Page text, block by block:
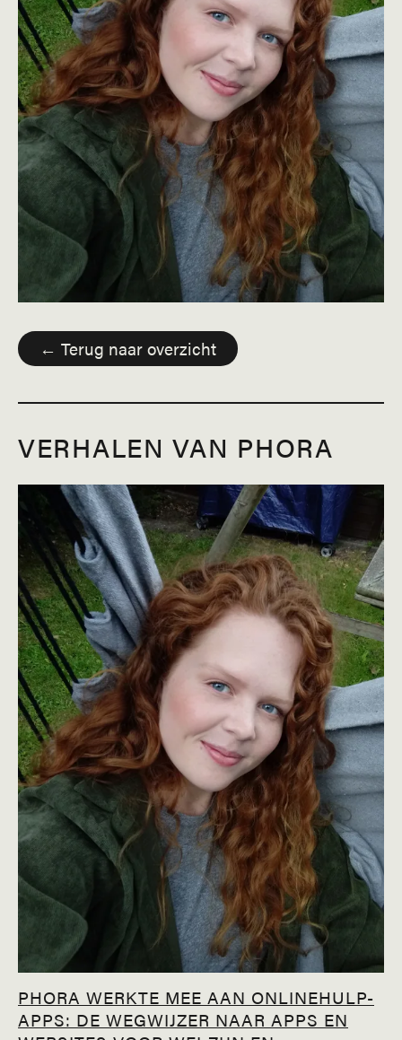
← Terug naar overzicht
VERHALEN VAN PHORA
PHORA WERKTE MEE AAN ONLINEHULP-
APPS: DE WEGWIJZER NAAR APPS EN